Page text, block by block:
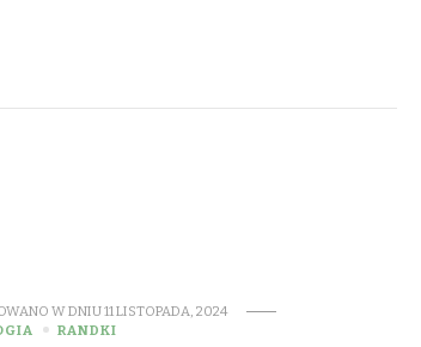
W DNIU11 LISTOPADA, 2024
RANDKI